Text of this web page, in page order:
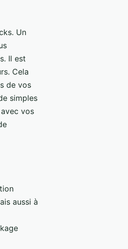
Un
Il est
Cela
de vos
simples
vos
aussi à